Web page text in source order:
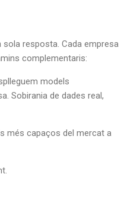
resposta. Cada empresa
complementaris:
models
Sobirania de dades real,
més capaços del mercat a